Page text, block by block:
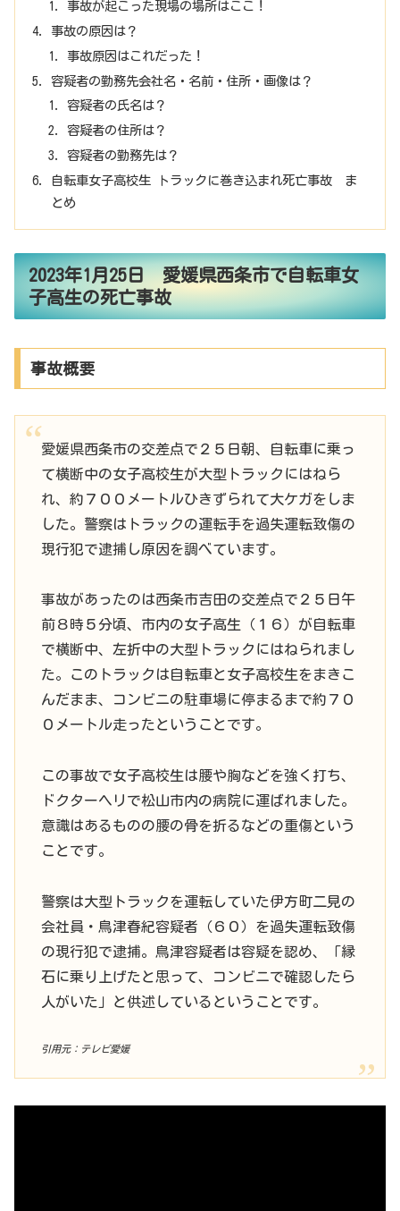
事故が起こった現場の場所はここ！
事故の原因は？
事故原因はこれだった！
容疑者の勤務先会社名・名前・住所・画像は？
容疑者の氏名は？
容疑者の住所は？
容疑者の勤務先は？
自転車女子高校生 トラックに巻き込まれ死亡事故 ま
とめ
2023年1月25日 愛媛県西条市で自転車女
子高生の死亡事故
事故概要
愛媛県西条市の交差点で２５日朝、自転車に乗っ
て横断中の女子高校生が大型トラックにはねら
れ、約７００メートルひきずられて大ケガをしま
した。警察はトラックの運転手を過失運転致傷の
現行犯で逮捕し原因を調べています。
事故があったのは西条市吉田の交差点で２５日午
前８時５分頃、市内の女子高生（１６）が自転車
で横断中、左折中の大型トラックにはねられまし
た。このトラックは自転車と女子高校生をまきこ
んだまま、コンビニの駐車場に停まるまで約７０
０メートル走ったということです。
この事故で女子高校生は腰や胸などを強く打ち、
ドクターヘリで松山市内の病院に運ばれました。
意識はあるものの腰の骨を折るなどの重傷という
ことです。
警察は大型トラックを運転していた伊方町二見の
会社員・鳥津春紀容疑者（６０）を過失運転致傷
の現行犯で逮捕。鳥津容疑者は容疑を認め、「縁
石に乗り上げたと思って、コンビニで確認したら
人がいた」と供述しているということです。
引用元：テレビ愛媛